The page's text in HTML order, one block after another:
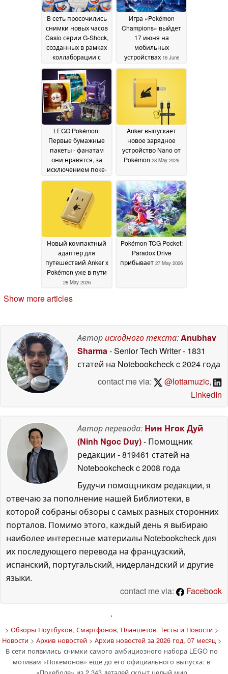
В сеть просочились
снимки новых часов
Casio серии G-Shock,
созданных в рамках
коллаборации с
20 June 2026
Игра «Pokémon
Champions» выйдет
17 июня на
мобильных
устройствах 16 June
2026
LEGO Pokémon:
Первые бумажные
пакеты - фанатам
они нравятся, за
исключением поке-
05 June 2026
Anker выпускает
новое зарядное
устройство Nano от
Pokémon 28 May 2026
Новый компактный
адаптер для
путешествий Anker x
Pokémon уже в пути
28 May 2026
Pokémon TCG Pocket:
Paradox Drive
прибывает 27 May 2026
Show more articles
Авторисходного текста:Anubhav
Sharma- Senior Tech Writer- 1831
статей на Notebookcheckc 2024 года
contact me via:
@lottamuzic,
LinkedIn
Автор перевода: Нин Нгок Дуй
(Ninh Ngoc Duy)- Помощник
редакции - 819461 статей на
Notebookcheckc 2008 года
Будучи помощником редакции, я
отвечаю за пополнение нашей Библиотеки, в
которой собраны обзоры с самых разных сторонних
порталов. Помимо этого, каждый день я выбираю
наиболее интересные материалы Notebookcheck для
их последующего перевода на французский,
испанский, португальский, нидерландский и другие
языки.
contact me via:
Facebook
'
> Обзоры Ноутбуков, Смартфонов, Планшетов. Тесты и Новости>
Новости> Архив новостей> Архив новостей за 2026 год, 07 месяц>
В сети появились снимки самого амбициозного набора LEGO по
мотивам «Покемонов» ещё до его официального выпуска: в